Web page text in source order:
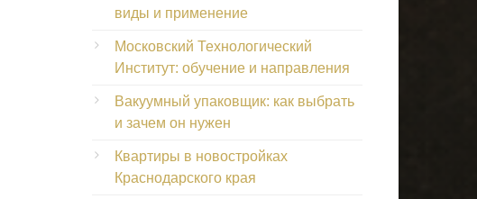
виды и применение
Московский Технологический
Институт: обучение и направления
Вакуумный упаковщик: как выбрать
и зачем он нужен
Квартиры в новостройках
Краснодарского края